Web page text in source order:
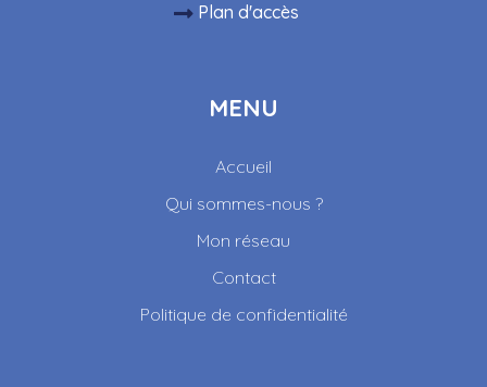
Plan d'accès
MENU
Accueil
Qui sommes-nous ?
Mon réseau
Contact
Politique de confidentialité